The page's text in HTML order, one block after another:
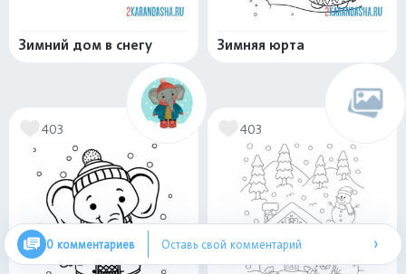
Зимний дом в снегу Зимняя юрта
403 403
0 комментариев Оставь свой комментарий ›